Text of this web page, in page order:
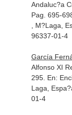
Andaluc?a
Pag. 695-
, M?Laga,
96337-01-4
García
Alfonso XI
295. En:
Laga,
01-4